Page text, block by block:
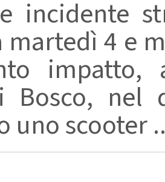
incidente
4 e
impatto,
Bosco, nel
uno scooter